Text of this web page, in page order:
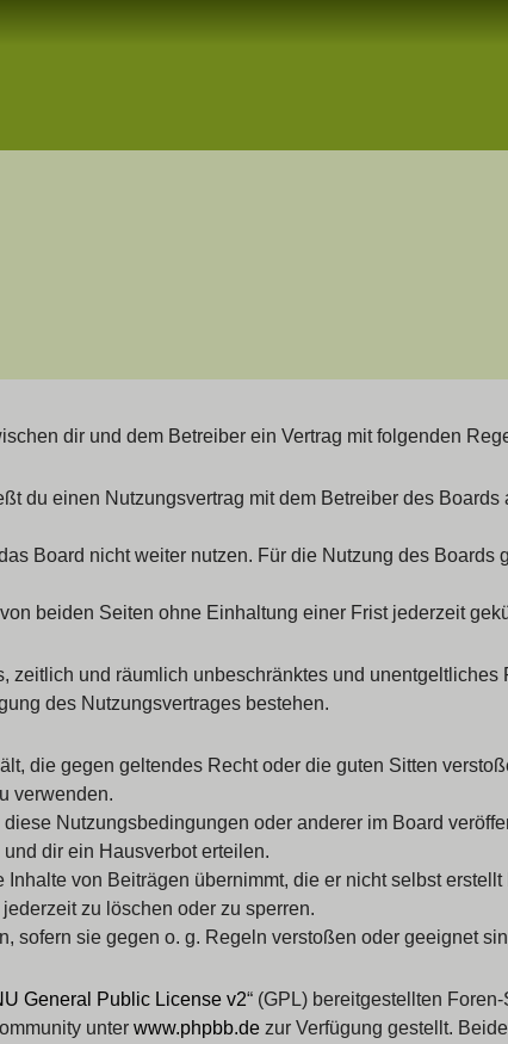
dir und dem Betreiber ein Vertrag mit folgenden
du einen Nutzungsvertrag mit dem Betreiber des
Board nicht weiter nutzen. Für die Nutzung des
beiden Seiten ohne Einhaltung einer Frist jederzeit
und räumlich unbeschränktes und
des Nutzungsvertrages bestehen.
die gegen geltendes Recht oder die guten Sitten
verwenden.
Nutzungsbedingungen oder anderer im Board
dir ein Hausverbot erteilen.
von Beiträgen übernimmt, die er nicht selbst
zu löschen oder zu sperren.
sofern sie gegen o. g. Regeln verstoßen oder geeignet
General Public License v2“ (GPL) bereitgestellten
unter www.phpbb.de zur Verfügung gestellt.